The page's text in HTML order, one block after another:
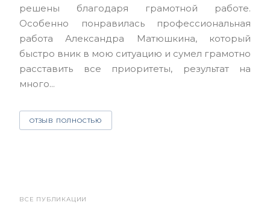
решены благодаря грамотной работе.
Особенно понравилась профессиональная
работа Александра Матюшкина, который
быстро вник в мою ситуацию и сумел грамотно
расставить все приоритеты, результат на
много...
ОТЗЫВ ПОЛНОСТЬЮ
ВСЕ ПУБЛИКАЦИИ